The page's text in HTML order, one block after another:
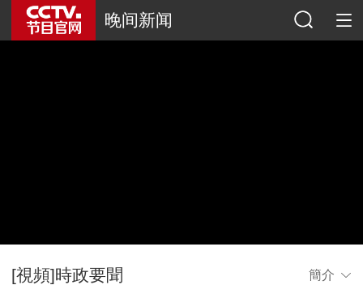
晚间新闻
[視頻]時政要聞 簡介